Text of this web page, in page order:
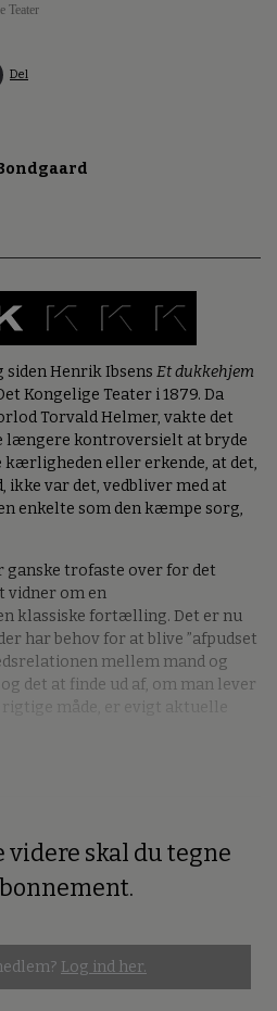
Teater
Del
Henrik Ibsens Et dukkehjem
Kongelige Teater i 1879. Da
Torvald Helmer, vakte det
længere kontroversielt at bryde
kærligheden eller erkende, at det,
var det, vedbliver med at
enkelte som den kæmpe sorg,
ganske trofaste over for det
vidner om en
klassiske fortælling. Det er nu
har behov for at blive ”afpudset
mellem mand og
det at finde ud af, om man lever
rigtige måde, er evigt aktuelle
videre skal du tegne
Log ind her.